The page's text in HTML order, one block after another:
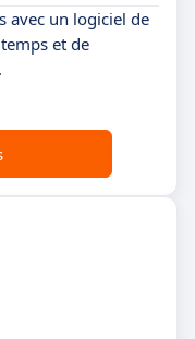
avec un logiciel de
et de